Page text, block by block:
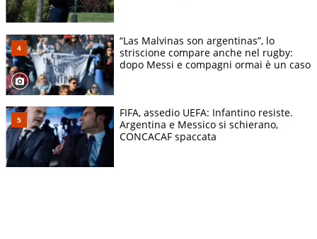
“Las Malvinas son argentinas”, lo
striscione compare anche nel rugby:
dopo Messi e compagni ormai è un caso
FIFA, assedio UEFA: Infantino resiste.
Argentina e Messico si schierano,
CONCACAF spaccata